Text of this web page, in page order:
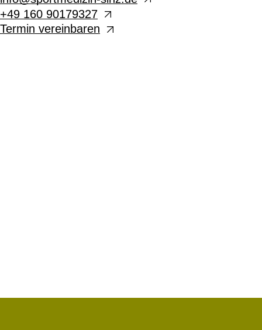
+49 160 90179327
Termin vereinbaren